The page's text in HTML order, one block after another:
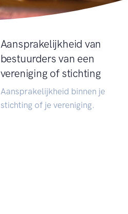
Aansprakelijkheid van
bestuurders van een
vereniging of stichting
Aansprakelijkheid binnen je
stichting of je vereniging.